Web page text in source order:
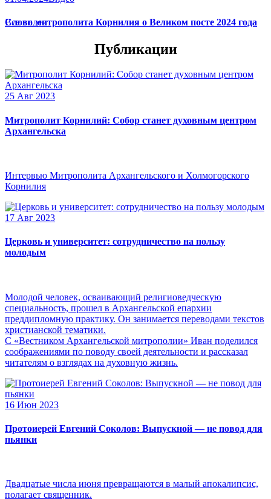
Слово митрополита Корнилия о Великом посте 2024 года
Все видео
Публикации
25 Авг 2023
Митрополит Корнилий: Собор станет духовным центром
Архангельска
Интервью Митрополита Архангельского и Холмогорского
Корнилия
17 Авг 2023
Церковь и университет: сотрудничество на пользу
молодым
Молодой человек, осваивающий религиоведческую
специальность, прошел в Архангельской епархии
преддипломную практику. Он занимается переводами текстов
христианской тематики.
С «Вестником Архангельской митрополии» Иван поделился
соображениями по поводу своей деятельности и рассказал
читателям о взглядах на духовную жизнь.
16 Июн 2023
Протоиерей Евгений Соколов: Выпускной — не повод для
пьянки
Двадцатые числа июня превращаются в малый апокалипсис,
полагает священник.